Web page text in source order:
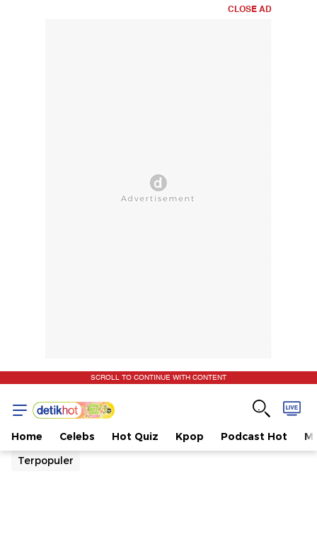
CLOSE AD
SCROLL TO CONTINUE WITH CONTENT
Home Celebs Hot Quiz Kpop Podcast Hot
Terpopuler